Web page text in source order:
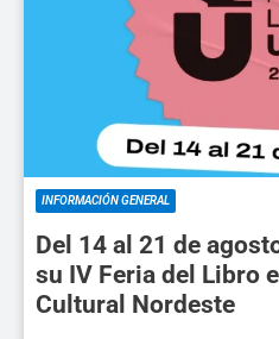
INFORMACIÓN GENERAL
Del 14 al 21 de
su IV Feria del Libro
Cultural Nordeste